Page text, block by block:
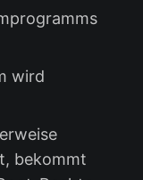
wird
bekommt